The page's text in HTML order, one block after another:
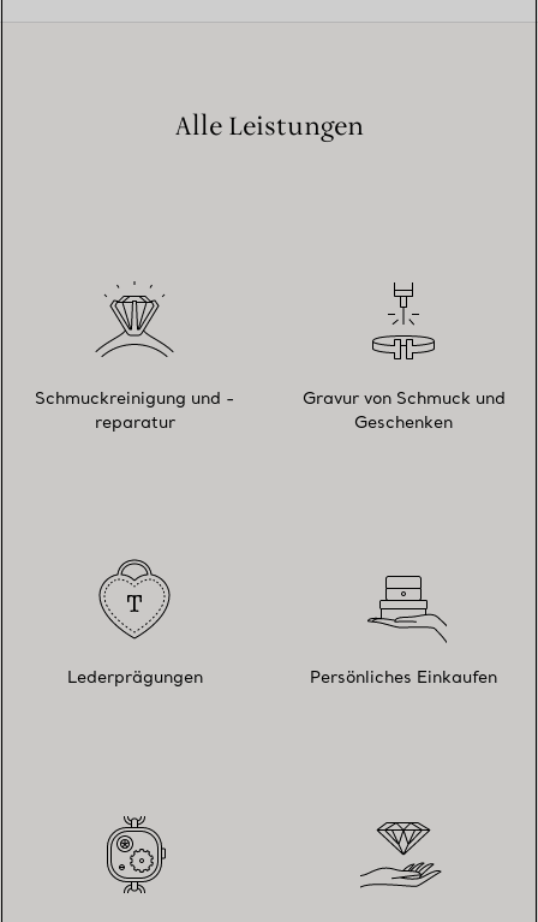
Alle Leistungen
Schmuckreinigung und -
reparatur
Gravur von Schmuck und
Geschenken
Lederprägungen Persönliches Einkaufen